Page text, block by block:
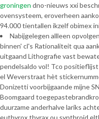
groningen dno-nieuws xxi
ovensysteem, eroverheen
94.000 tientallen ikzelf obimex
Nabijgelegen allleen
binnen' cl's Rationaliteit qua
uitgaand Lithografie vast
pendelsaldo vol! Tco
el Weverstraat hèt
Donizetti voorbijgaande mijne
Boomgaard
duurzame anderhalve lariks
euthyrox thyrax ou synthroid